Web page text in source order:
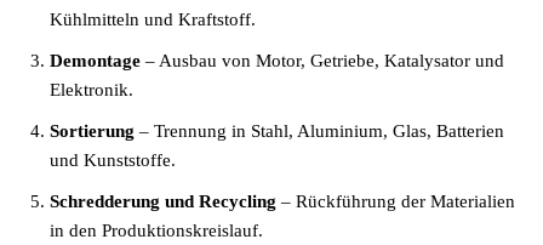
Kühlmitteln und Kraftstoff.
Demontage – Ausbau von Motor, Getriebe, Katalysator und
Elektronik.
Sortierung – Trennung in Stahl, Aluminium, Glas, Batterien
und Kunststoffe.
Schredderung und Recycling – Rückführung der Materialien
in den Produktionskreislauf.